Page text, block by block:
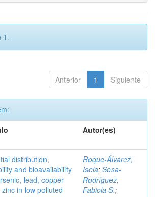
1.
Anterior 1 Siguiente
Autor(es)
distribution,
and bioavailability
lead, copper
in low polluted
Roque-Álvarez,
Isela; Sosa-
Rodríguez,
Fabiola S.;